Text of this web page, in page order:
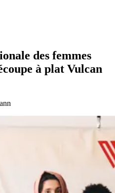
des femmes
à plat Vulcan